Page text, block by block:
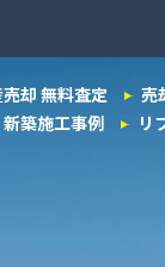
却 無料査定 売
新築施工事例 リ